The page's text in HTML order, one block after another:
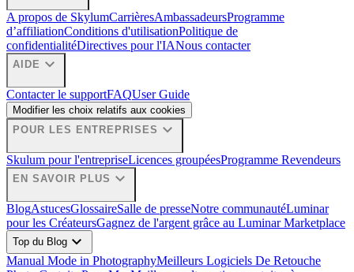
A propos de SkylumCarrièresAmbassadeursProgramme
d’affiliationConditions d'utilisationPolitique de
confidentialitéDirectives pour l'IANous contacter
AIDE expand_more
Contacter le supportFAQUser Guide
Modifier les choix relatifs aux cookies
POUR LES ENTREPRISES expand_more
Skulum pour l'entrepriseLicences groupéesProgramme Revendeurs
EN SAVOIR PLUS expand_more
BlogAstucesGlossaireSalle de presseNotre communautéLuminar
pour les CréateursGagnez de l'argent grâce au Luminar Marketplace
Top du Blog expand_more
Manual Mode in PhotographyMeilleurs Logiciels De Retouche